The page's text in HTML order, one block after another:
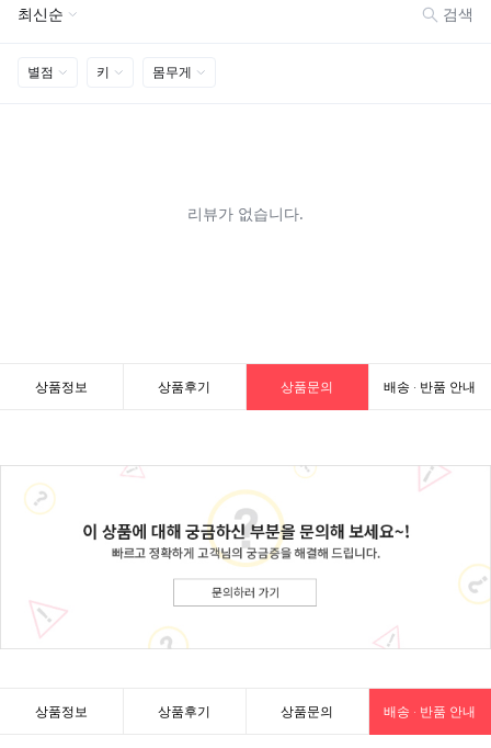
상품정보 상품후기 상품문의 배송 · 반품 안내
상품정보 상품후기 상품문의 배송 · 반품 안내